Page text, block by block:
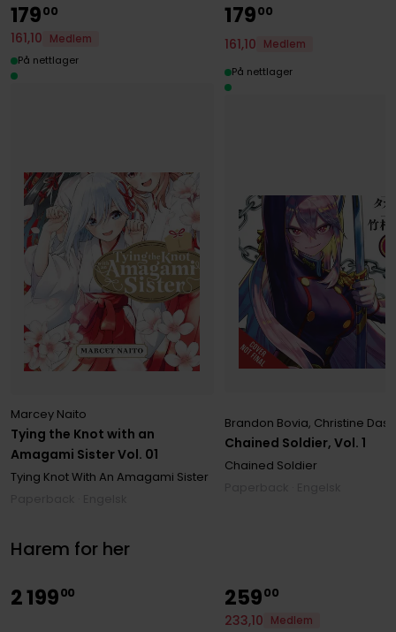
Tying the Knot with an
Amagami Sister Vol. 01
Marcey Naito
Tying Knot With An Amagami Sister
17900
161,10
Medlem
På nettlager
Chained Soldier, Vol. 1
Brandon Bovia, Christine
Chained Soldier
17900
161,10
Medlem
På nettlager
Harem for her
219900 25900
233,10
Medlem